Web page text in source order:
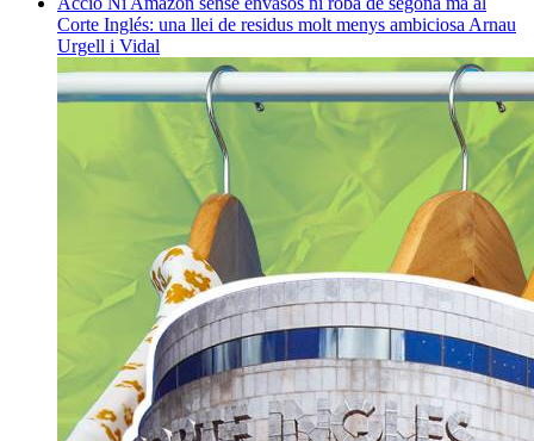
Corte Inglés: una llei de residus molt menys ambiciosa Arnau
Urgell i Vidal